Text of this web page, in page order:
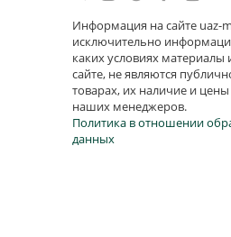
Информация на сайте uaz-
исключительно
каких условиях
сайте, не являются
товарах, их наличие и
наших менеджеров.
Политика в отношении
данных